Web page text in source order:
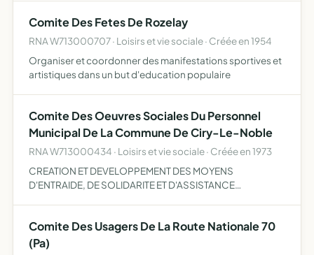
Comite Des Fetes De Rozelay
RNA W713000707 · Loisirs et vie sociale · Créée en 1954
Organiser et coordonner des manifestations sportives et
artistiques dans un but d'education populaire
Comite Des Oeuvres Sociales Du Personnel
Municipal De La Commune De Ciry-Le-Noble
RNA W713000434 · Loisirs et vie sociale · Créée en 1973
CREATION ET DEVELOPPEMENT DES MOYENS
D'ENTRAIDE, DE SOLIDARITE ET D'ASSISTANCE
PERSONNEL AINSI QUE DE LEURS FAMILLES...
Comite Des Usagers De La Route Nationale 70
(Pa)